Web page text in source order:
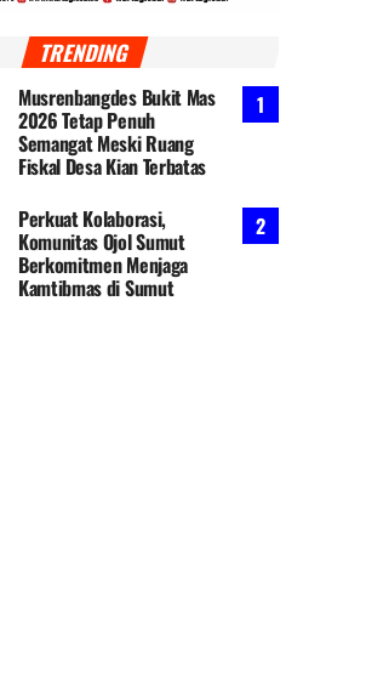
TRENDING
Musrenbangdes Bukit Mas
2026 Tetap Penuh
Semangat Meski Ruang
Fiskal Desa Kian Terbatas
Perkuat Kolaborasi,
Komunitas Ojol Sumut
Berkomitmen Menjaga
Kamtibmas di Sumut